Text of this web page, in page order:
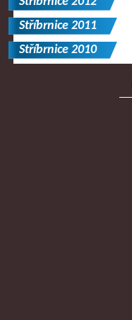
Stříbrnice 2011
Stříbrnice 2010